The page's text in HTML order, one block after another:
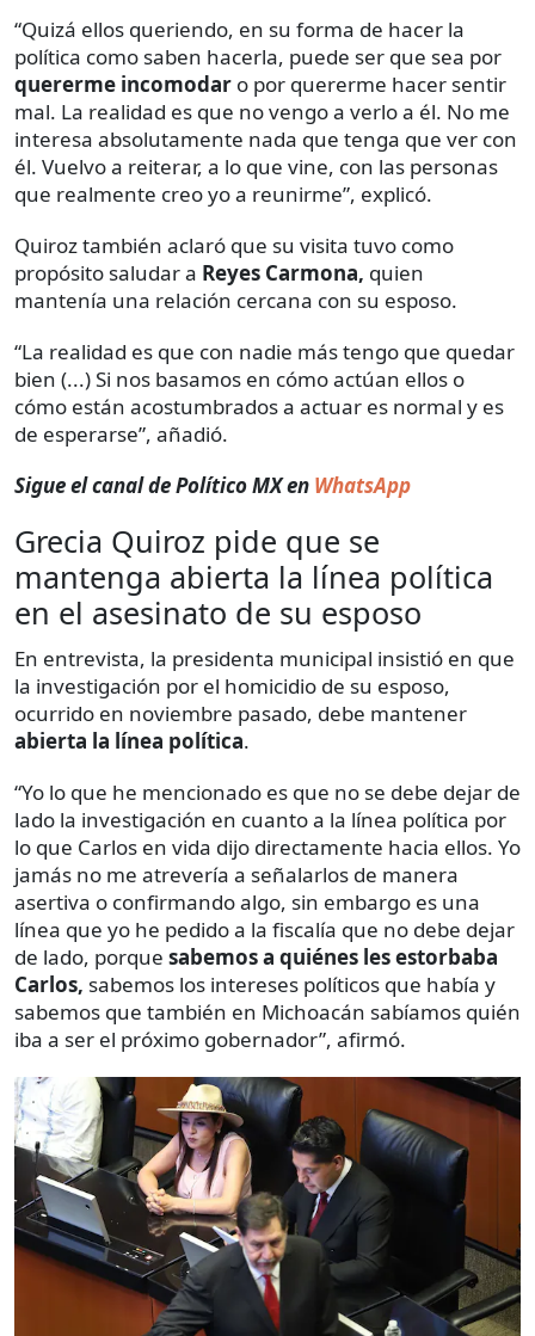
“Quizá ellos queriendo, en su forma de hacer la
política como saben hacerla, puede ser que sea por
quererme incomodar o por quererme hacer sentir
mal. La realidad es que no vengo a verlo a él. No me
interesa absolutamente nada que tenga que ver con
él. Vuelvo a reiterar, a lo que vine, con las personas
que realmente creo yo a reunirme”, explicó.
Quiroz también aclaró que su visita tuvo como
propósito saludar a Reyes Carmona, quien
mantenía una relación cercana con su esposo.
“La realidad es que con nadie más tengo que quedar
bien (...) Si nos basamos en cómo actúan ellos o
cómo están acostumbrados a actuar es normal y es
de esperarse”, añadió.
Sigue el canal de Político MX en WhatsApp
Grecia Quiroz pide que se
mantenga abierta la línea política
en el asesinato de su esposo
En entrevista, la presidenta municipal insistió en que
la investigación por el homicidio de su esposo,
ocurrido en noviembre pasado, debe mantener
abierta la línea política.
“Yo lo que he mencionado es que no se debe dejar de
lado la investigación en cuanto a la línea política por
lo que Carlos en vida dijo directamente hacia ellos. Yo
jamás no me atrevería a señalarlos de manera
asertiva o confirmando algo, sin embargo es una
línea que yo he pedido a la fiscalía que no debe dejar
de lado, porque sabemos a quiénes les estorbaba
Carlos, sabemos los intereses políticos que había y
sabemos que también en Michoacán sabíamos quién
iba a ser el próximo gobernador”, afirmó.